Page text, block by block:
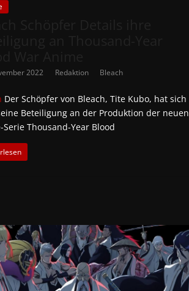
2022 Redaktion Bleach
Der Schöpfer von Bleach, Tite Kubo, hat sich
Beteiligung an der Produktion der neuen
Serie Thousand-Year Blood